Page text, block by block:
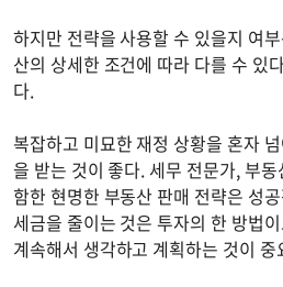
하지만 전략을 사용할 수 있을지 여
산의 상세한 조건에 따라 다를 수 있
다.
복잡하고 미묘한 재정 상황을 혼자
을 받는 것이 좋다. 세무 전문가, 부
함한 현명한 부동산 판매 전략은 성
세금을 줄이는 것은 투자의 한 방법
계속해서 생각하고 계획하는 것이 중